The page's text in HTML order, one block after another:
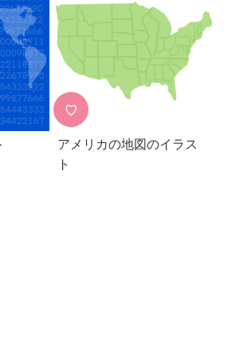
♡
アメリカの地図のイラス
ト